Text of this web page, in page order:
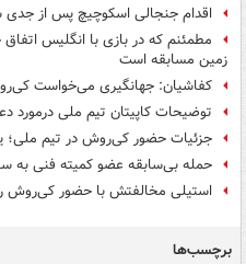
اقدام جنجالی اسکوچیچ پس از
مطمئنم که در بازی با انگلیس
زمین مسابقه است
کفاشیان: جهانگیری می‌خواست
توضیحات کاپیتان تیم ملی درمورد
جزئیات حضور کی‌روش در تیم ملی؛
حمله بی‌سابقه عضو کمیته فنی به
استیلی مخالفتش با حضور کی‌روش را
برچسب‌ها